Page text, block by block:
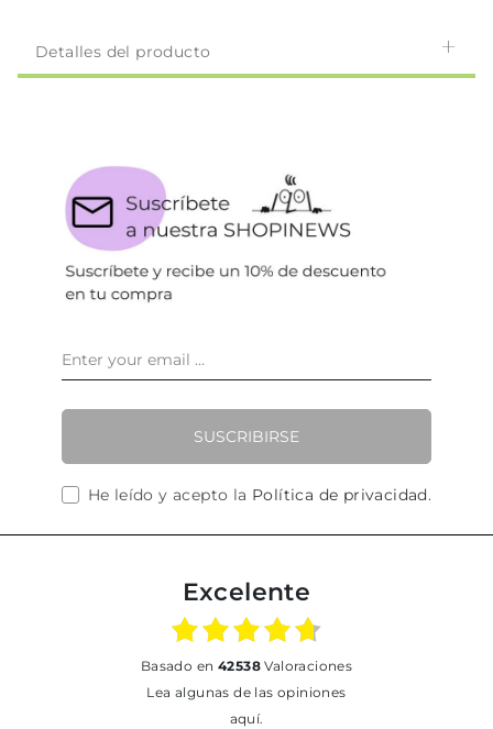
Detalles del producto
SUSCRIBIRSE
He leído y acepto la Política de privacidad.
Excelente
basado en 42538Valoraciones
Lea algunas de las opiniones
aquí.